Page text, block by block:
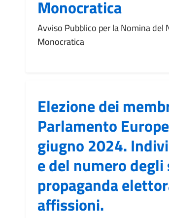
Monocratica
Avviso Pubblico per la Nomina del
Monocratica
Elezione dei
Parlamento
giugno 2024.
e del numero
propaganda
affissioni.